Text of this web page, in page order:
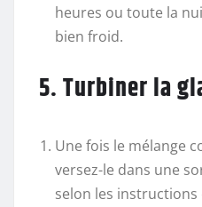
heures ou toute la
bien froid.
5. Turbiner la
Une fois le mélange
versez-le dans une
selon les instructions